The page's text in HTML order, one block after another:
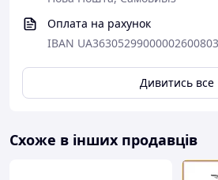
чистий смак. Використовуйте воду
близько 80°C, щоб уникнути гіркоти
природну солодкість чаю.
Оплата на рахунок
IBAN
Дивитись все
Схоже в інших продавців